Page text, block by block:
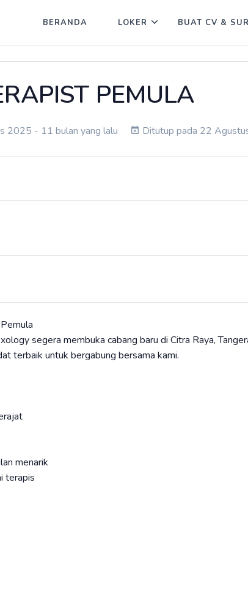
BERANDA LOKER BUAT CV &
PEMULA
2025 - 11 bulan yang lalu Ditutup pada 22
segera membuka cabang baru di Citra Raya,
terbaik untuk bergabung bersama kami.
menarik
terapis